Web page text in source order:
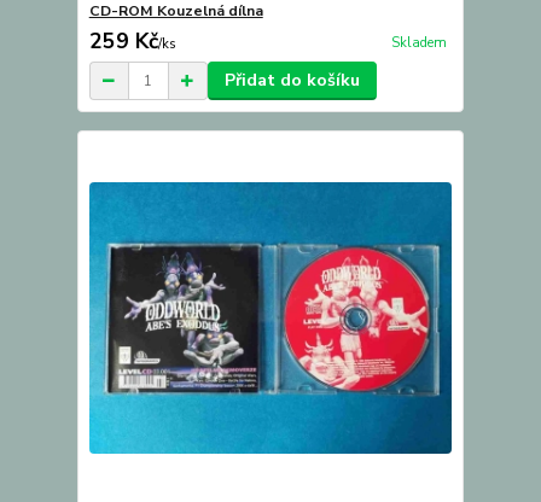
CD-ROM Kouzelná dílna
259 Kč/ks Skladem
Přidat do košíku